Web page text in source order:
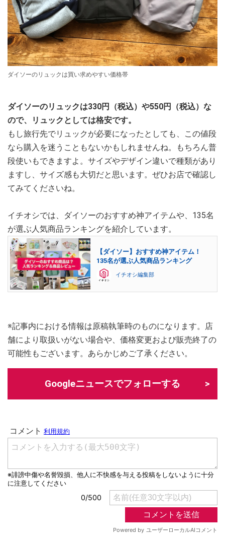
ダイソーのリュックは買い求めやすい価格帯
ダイソーのリュックは330円（税込）や550円（税込）な
ので、リュックとしては格安です。
もし旅行先でリュックが必要になったとしても、この値段
なら購入を迷うこともないかもしれませんね。もちろん普
段使いもできますよ。サイズやデザイン違いで種類があり
ますし、サイズ感も大切だと思います。ぜひお店で確認し
てみてくださいね。
イチオシでは、ダイソーのおすすめ神アイテムや、135名
が選ぶ人気商品ランキングを紹介しています。
【ダイソー】おすすめ神アイテム！
135名が選ぶ人気商品ランキング
イチオシ編集部
※記事内における情報は原稿執筆時のものになります。店
舗により取扱いがない場合や、価格変更および販売終了の
可能性もございます。あらかじめご了承ください。
Googleニュースでフォローする